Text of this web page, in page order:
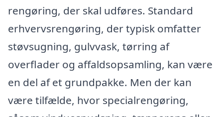
rengøring, der skal udføres. Standard
erhvervsrengøring, der typisk omfatter
støvsugning, gulvvask, tørring af
overflader og affaldsopsamling, kan være
en del af et grundpakke. Men der kan
være tilfælde, hvor specialrengøring,